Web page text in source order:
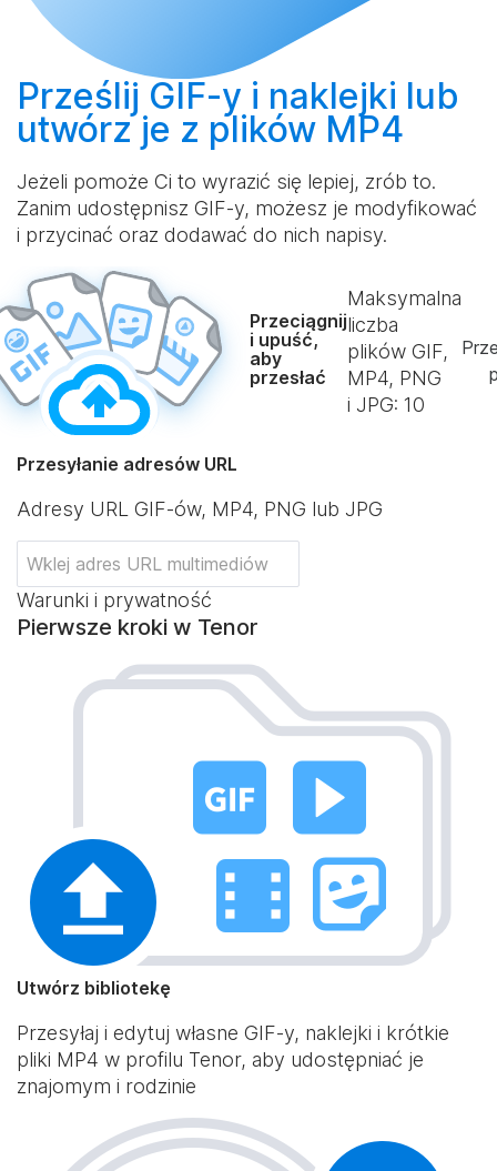
Prześlij GIF-y i naklejki lub
utwórzje z plików MP4
Jeżeli pomoże Ci to wyrazić się lepiej, zrób to.
Zanim udostępnisz GIF-y, możesz je modyfikować
i przycinać oraz dodawać do nich napisy.
Przeciągnij
i upuść,
aby
przesłać
Maksymalna
liczba
plików GIF,
MP4, PNG
i JPG: 10
Przesyłanie adresów URL
Adresy URL GIF-ów, MP4, PNG lub JPG
Warunki i prywatność
Pierwsze kroki w Tenor
Utwórz bibliotekę
Przesyłaj i edytuj własne GIF-y, naklejki i krótkie
pliki MP4 w profilu Tenor, aby udostępniać je
znajomym i rodzinie